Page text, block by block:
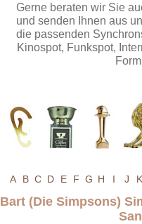
Gerne beraten wir Sie
und senden Ihnen aus
die passenden
Kinospot, Funkspot,
A B C D E F G H I J K
Bart (Die Simpsons)